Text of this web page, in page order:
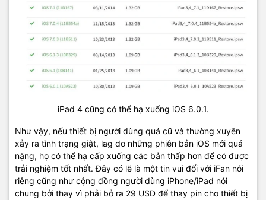
iPad 4 cũng có thể hạ xuống iOS 6.0.1.
Như vậy, nếu thiết bị người dùng quá cũ và thường xuyên
xảy ra tình trạng giật, lag do những phiên bản iOS mới quá
nặng, họ có thể hạ cấp xuống các bản thấp hơn để có được
trải nghiệm tốt nhất. Đây có lẽ là một tin vui đối với iFan nói
riêng cũng như cộng đồng người dùng iPhone/iPad nói
chung bởi thay vì phải bỏ ra 29 USD để thay pin cho thiết bị